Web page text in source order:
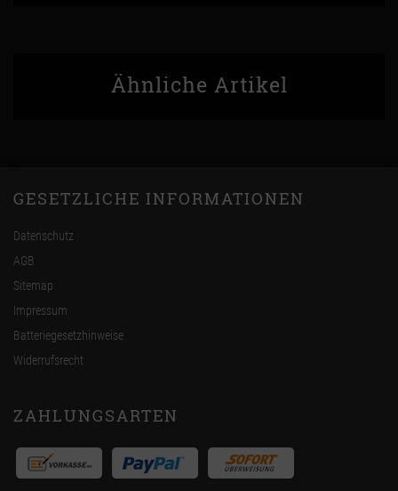
Ähnliche Artikel
GESETZLICHE INFORMATIONEN
Datenschutz
AGB
Sitemap
Impressum
Batteriegesetzhinweise
Widerrufsrecht
ZAHLUNGSARTEN